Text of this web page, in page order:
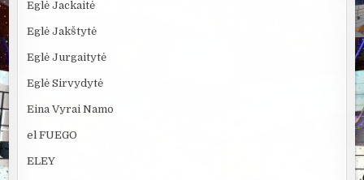
Eglė Jackaitė
Eglė Jakštytė
Eglė Jurgaitytė
Eglė Sirvydytė
Eina Vyrai Namo
el FUEGO
ELEY